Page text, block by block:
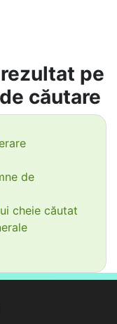
pe
căutare
de
cheie căutat